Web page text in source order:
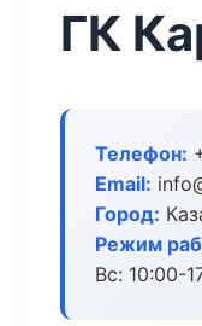
ГК
Телефон:
Email:
Город:
Режим
Вс: 10:00-